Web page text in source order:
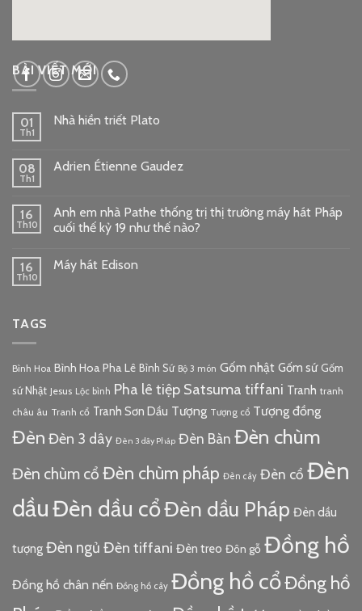
BÀI VIẾT MỚI
01
Th1
Nhà hiền triết Plato
08
Th1
Adrien Étienne Gaudez
16
Th10
Anh em nhà Pathe thống trị thị trường máy hát Pháp
cuối thế kỷ 19 như thế nào?
16
Th10
Máy hát Edison
TAGS
Bình Hoa Bình Hoa Pha Lê Bình Sứ Bộ 3 món Gốm nhật Gốm sứ Gốm
sứ Nhật Jesus Lộc bình Pha lê tiệp Satsuma tiffani Tranh tranh
châu âu Tranh cổ Tranh Sơn Dầu Tượng Tượng cổ Tượng đồng
Đèn Đèn 3 dây Đèn 3 dây Pháp Đèn Bàn Đèn chùm
Đèn chùm cổ Đèn chùm pháp Đèn cây Đèn cổ Đèn
dầuĐèn dầu cổĐèn dầu Pháp Đèn dầu
tượng Đèn ngủ Đèn tiffani Đèn treo Đôn gỗ Đồng hồ
Đồng hồ chân nến Đồng hồ cây Đồng hồ cổĐồng hồ